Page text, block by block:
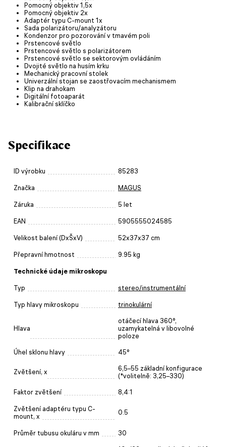
Pomocný objektiv 1,5x
Pomocný objektiv 2x
Adaptér typu C-mount 1x
Sada polarizátoru/analyzátoru
Kondenzor pro pozorování v tmavém poli
Prstencové světlo
Prstencové světlo s polarizátorem
Prstencové světlo se sektorovým ovládáním
Dvojité světlo na husím krku
Mechanický pracovní stolek
Univerzální stojan se zaostřovacím mechanismem
Klip na drahokam
Digitální fotoaparát
Kalibrační sklíčko
Specifikace
ID výrobku 85283
Značka MAGUS
Záruka 5 let
EAN 5905555024585
Velikost balení (DxŠxV) 52x37x37 cm
Přepravní hmotnost 9.95 kg
Technické údaje mikroskopu
Typ stereo/instrumentální
Typ hlavy mikroskopu trinokulární
Hlava
otáčecí hlava 360°,
uzamykatelná v libovolné
poloze
Úhel sklonu hlavy 45°
Zvětšení, x
6,5–55 základní konfigurace
(*volitelně: 3,25–330)
Faktor zvětšení 8,4:1
Zvětšení adaptéru typu C-
mount, x
0.5
Průměr tubusu okuláru v mm 30